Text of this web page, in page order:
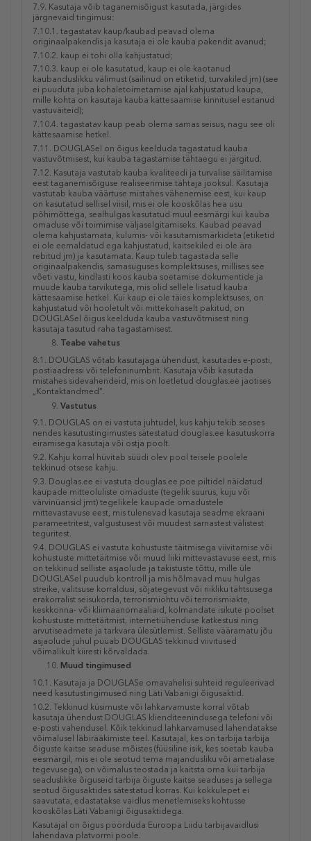
7.9. Kasutaja võib taganemisõigust kasutada, järgides
järgnevaid tingimusi:
7.10.1. tagastatav kaup/kaubad peavad olema
originaalpakendis ja kasutaja ei ole kauba pakendit avanud;
7.10.2. kaup ei tohi olla kahjustatud;
7.10.3. kaup ei ole kasutatud, kaup ei ole kaotanud
kaubanduslikku välimust (säilinud on etiketid, turvakiled jm) (see
ei puuduta juba kohaletoimetamise ajal kahjustatud kaupa,
mille kohta on kasutaja kauba kättesaamise kinnitusel esitanud
vastuväiteid);
7.10.4. tagastatav kaup peab olema samas seisus, nagu see oli
kättesaamise hetkel.
7.11. DOUGLASel on õigus keelduda tagastatud kauba
vastuvõtmisest, kui kauba tagastamise tähtaegu ei järgitud.
7.12. Kasutaja vastutab kauba kvaliteedi ja turvalise säilitamise
eest taganemisõiguse realiseerimise tähtaja jooksul. Kasutaja
vastutab kauba väärtuse mistahes vähenemise eest, kui kaup
on kasutatud sellisel viisil, mis ei ole kooskõlas hea usu
põhimõttega, sealhulgas kasutatud muul eesmärgi kui kauba
omaduse või toimimise väljaselgitamiseks. Kaubad peavad
olema kahjustamata, kulumis- või kasutamismärkideta (etiketid
ei ole eemaldatud ega kahjustatud, kaitsekiled ei ole ära
rebitud jm) ja kasutamata. Kaup tuleb tagastada selle
originaalpakendis, samasuguses komplektsuses , millises see
võeti vastu, kindlasti koos kauba soetamise dokumentide ja
muude kauba tarvikutega, mis olid sellele lisatud kauba
kättesaamise hetkel. Kui kaup ei ole täies komplektsuses , on
kahjustatud või hooletult või mittekohaselt pakitud, on
DOUGLASel õigus keelduda kauba vastuvõtmisest ning
kasutaja tasutud raha tagastamisest.
Teabe vahetus
8.1. DOUGLAS võtab kasutajaga ühendust, kasutades e-posti,
postiaadressi või telefoninumbrit. Kasutaja võib kasutada
mistahes sidevahendeid, mis on loetletud douglas.ee jaotises
„Kontaktandmed“.
Vastutus
9.1. DOUGLAS on ei vastuta juhtudel, kus kahju tekib seoses
nendes kasutustingimustes sätestatud douglas.ee kasutuskorra
eiramisega kasutaja või ostja poolt.
9.2. Kahju korral hüvitab süüdi olev pool teisele poolele
tekkinud otsese kahju.
9.3. Douglas.ee ei vastuta douglas.ee poe piltidel näidatud
kaupade mitteoluliste omaduste (tegelik suurus, kuju või
värvinüansid jmt) tegelikele kaupade omadustele
mittevastavuse eest, mis tulenevad kasutaja seadme ekraani
parameetritest, valgustusest või muudest sarnastest välistest
teguritest.
9.4. DOUGLAS ei vastuta kohustuste täitmisega viivitamise või
kohustuste mittetäitmise või muud liiki mittevastavuse eest, mis
on tekkinud selliste asjaolude ja takistuste tõttu, mille üle
DOUGLASel puudub kontroll ja mis hõlmavad muu hulgas
streike, valitsuse korraldusi, sõjategevust või riikliku tähtsusega
erakorralist seisukorda, terrorismiohtu või terrorismiakte,
keskkonna- või kliimaanomaaliaid, kolmandate isikute poolset
kohustuste mittetäitmist, internetiühenduse katkestusi ning
arvutiseadmete ja tarkvara ülesütlemist. Selliste vääramatu jõu
asjaolude juhul püüab DOUGLAS tekkinud viivitused
võimalikult kiiresti kõrvaldada.
Muud tingimused
10.1. Kasutaja ja DOUGLASe omavahelisi suhteid reguleerivad
need kasutustingimused ning Läti Vabariigi õigusaktid.
10.2. Tekkinud küsimuste või lahkarvamuste korral võtab
kasutaja ühendust DOUGLAS klienditeenindusega telefoni või
e-posti vahendusel. Kõik tekkinud lahkarvamused lahendatakse
võimalusel läbirääkimiste teel. Kasutajal, kes on tarbija tarbija
õiguste kaitse seaduse mõistes (füüsiline isik, kes soetab kauba
eesmärgil, mis ei ole seotud tema majandusliku või ametialase
tegevusega), on võimalus teostada ja kaitsta oma kui tarbija
seaduslikke õiguseid tarbija õiguste kaitse seaduses ja sellega
seotud õigusaktides sätestatud korras. Kui kokkulepet ei
saavutata, edastatakse vaidlus menetlemiseks kohtusse
kooskõlas Läti Vabariigi õigusaktidega.
Kasutajal on õigus pöörduda Euroopa Liidu tarbijavaidlusi
lahendava platvormi poole